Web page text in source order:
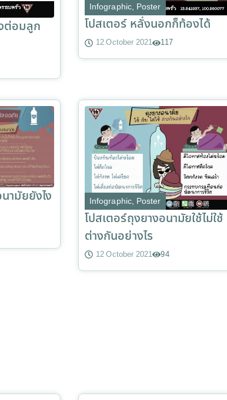
ต่อมลูก
Infographic, Poster
โปสเตอร์ หลั่งนอกก็ท้องได้
12 October 2021 117
ามัยยังไง
Infographic, Poster
โปสเตอร์ถุงยางอนามัยใช้ไม่ใช้
ต่างกันอย่างไร
12 October 2021 94